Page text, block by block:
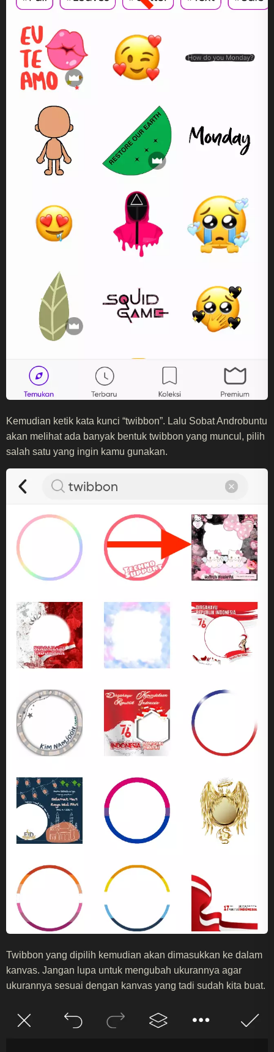
Kemudian ketik kata kunci “twibbon”. Lalu Sobat Androbuntu
akan melihat ada banyak bentuk twibbon yang muncul, pilih
salah satu yang ingin kamu gunakan.
Twibbon yang dipilih kemudian akan dimasukkan ke dalam
kanvas. Jangan lupa untuk mengubah ukurannya agar
ukurannya sesuai dengan kanvas yang tadi sudah kita buat.